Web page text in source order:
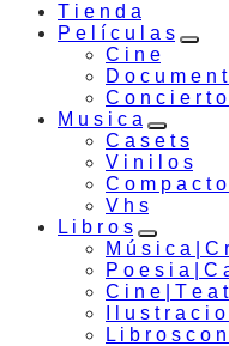
T i e n d a
P e l í c u l a s
C i n e
D o c u m e n
C o n c i e r t
M u s i c a
C a s e t s
V i n i l o s
C o m p a c t
V h s
L i b r o s
M ú s i c a | C
P o e s i a | C
C i n e | T e a
I l u s t r a c i
L i b r o s c o